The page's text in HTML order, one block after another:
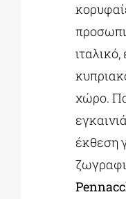
ιταλικό,
χώρο.
έκθεση